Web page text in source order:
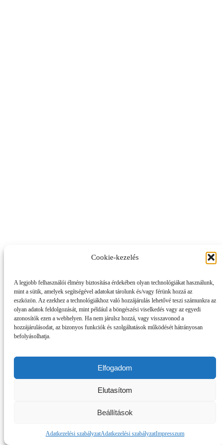
Cookie-kezelés
A legjobb felhasználói élmény biztosítása érdekében olyan technológiákat használunk,
mint a sütik, amelyek segítségével adatokat tárolunk és/vagy férünk hozzá az
eszközön. Az ezekhez a technológiákhoz való hozzájárulás lehetővé teszi számunkra az
olyan adatok feldolgozását, mint például a böngészési viselkedés vagy az egyedi
azonosítók ezen a webhelyen. Ha nem járulsz hozzá, vagy visszavonod a
hozzájárulásodat, az bizonyos funkciók és szolgáltatások működését hátrányosan
befolyásolhatja.
Elfogadom
Elutasítom
Beállítások
Adatkezelési szabályzatAdatkezelési szabályzatImpresszum